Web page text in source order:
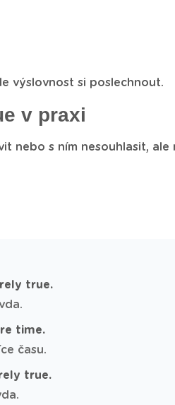
výslovnost si poslechnout.
v praxi
nebo s ním nesouhlasit, ale
true.
time.
času.
true.